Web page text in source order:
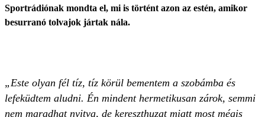
Sportrádiónak mondta el, mi is történt azon az estén, amikor
besurranó tolvajok jártak nála.
„Este olyan fél tíz, tíz körül bementem a szobámba és
lefeküdtem aludni. Én mindent hermetikusan zárok, semmi
nem maradhat nyitva, de kereszthuzat miatt most mégis